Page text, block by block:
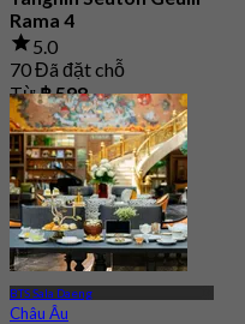
Rama 4
5.0
70 Đã đặt chỗ
Từ฿ 598
BTS Sala Daeng
Châu Âu